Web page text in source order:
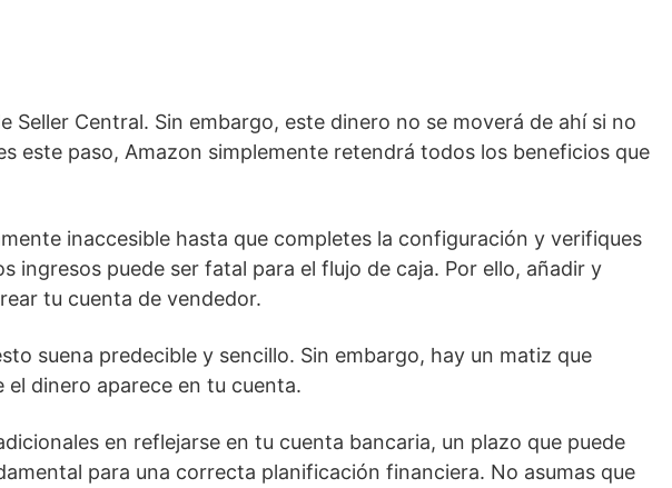
Central. Sin embargo, este dinero no se moverá de ahí si no
este paso, Amazon simplemente retendrá todos los beneficios que
inaccesible hasta que completes la configuración y verifiques
ingresos puede ser fatal para el flujo de caja. Por ello, añadir y
tu cuenta de vendedor.
suena predecible y sencillo. Sin embargo, hay un matiz que
dinero aparece en tu cuenta.
en reflejarse en tu cuenta bancaria, un plazo que puede
para una correcta planificación financiera. No asumas que